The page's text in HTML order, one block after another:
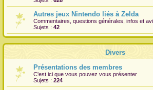
Autres jeux Nintendo liés à Zelda
Commentaires, questions générales, infos et
Sujets : 42
Divers
Présentations des membres
C'est ici que vous pouvez vous présenter
Sujets : 224